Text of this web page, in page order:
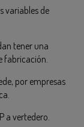
variables de
tener una
fabricación.
por empresas
a vertedero.